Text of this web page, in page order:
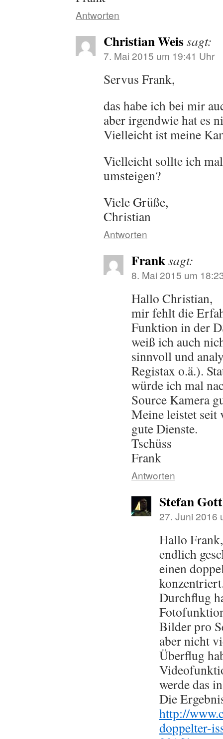
Antworten
Christian Weissagt:
7. Mai 2015 um 19:41 Uhr
Servus Frank,
das habe ich bei mir
aber irgendwie hat es
Vielleicht ist meine
Vielleicht sollte ich
umsteigen?
Viele Grüße,
Christian
Antworten
Franksagt:
8. Mai 2015 um
Hallo Christian,
mir fehlt die
Funktion in der
weiß ich auch
sinnvoll und
Registax o.ä.).
würde ich mal
Source Kamera
Meine leistet
gute Dienste.
Tschüss
Frank
Antworten
Stefan
27. Juni 2016
Hallo
endlich
einen
Durchflug
Bilder pro
aber nicht
Überflug
werde das
Die
http://
doppelter-